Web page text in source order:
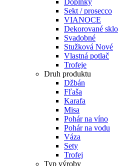
Doplnky
Sekt / prosecco
VIANOCE
Dekorované sklo
Svadobné
Stužková Nové
Vlastná potlač
Trofeje
Druh produktu
Džbán
Fľaša
Karafa
Misa
Pohár na víno
Pohár na vodu
Váza
Sety
Trofej
Typ výroby